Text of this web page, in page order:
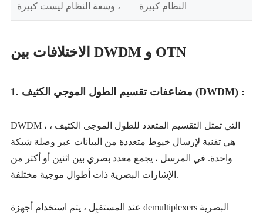
، وسعة النظام ليست كبيرة
النظام كبيرة
الاختلافات بين DWDM و OTN
1. مضاعفات تقسيم الطول الموجي الكثيف (DWDM) :
DWDM ، التي تمثل التقسيم المتعدد للطول الموجى الكثيف ،
هي تقنية لإرسال خيوط متعددة من البيانات عبر وصلة شبكة
واحدة. في المرسل ، يجمع معدد بصري بين اثنين أو أكثر من
الإشارات البصرية ذات أطوال موجية مختلفة.
عند المستقبِل ، يتم استخدام أجهزة demultiplexers البصرية